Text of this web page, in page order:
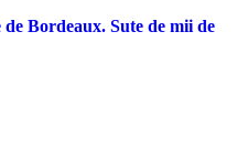
Bordeaux. Sute de mii de